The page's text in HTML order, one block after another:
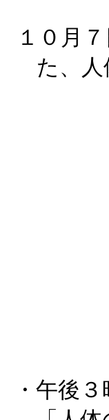
１０月
た、
・午後